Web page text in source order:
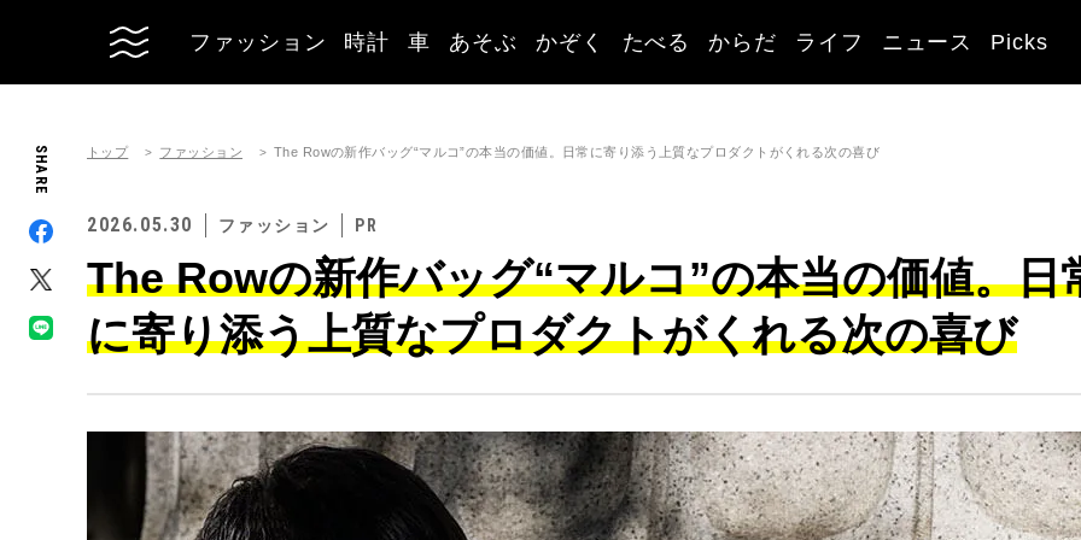
ファッション 時計 車 あそぶ かぞく たべる からだ ライフ ニュース Picks
SHARE トップ ファッション The Rowの新作バッグ“マルコ”の本当の価値。日常に寄り添う上質なプロダクトがくれる次の喜び
2026.05.30 ファッション
The Rowの新作バッグ“マルコ”の本当の価値。日
に寄り添う上質なプロダクトがくれる次の喜び